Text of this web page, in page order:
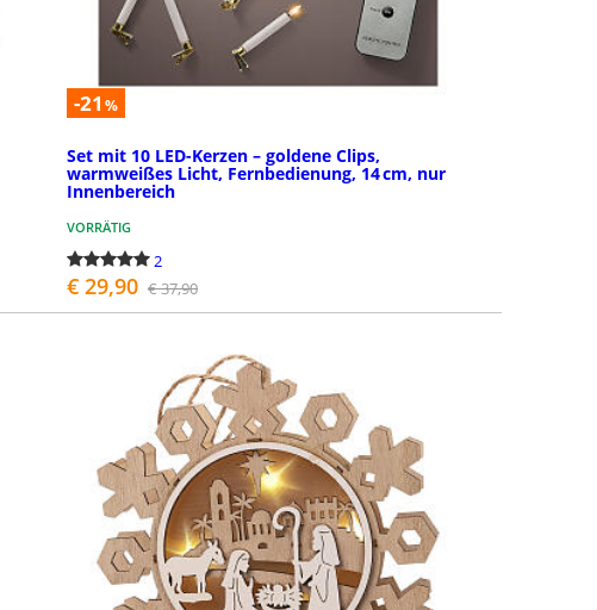
-21 %
Set mit 10 LED-Kerzen – goldene Clips,
warmweißes Licht, Fernbedienung, 14 cm, nur
Innenbereich
VORRÄTIG
2
€ 29,90 € 37,90